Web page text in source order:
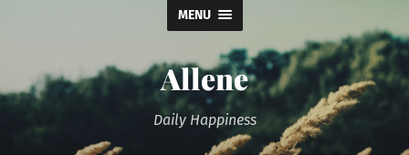
MENU
Allene
Daily Happiness